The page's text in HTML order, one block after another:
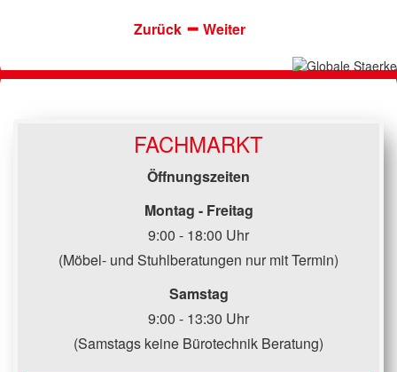
Zurück Weiter
FACHMARKT
Öffnungszeiten
Montag - Freitag
9:00 - 18:00 Uhr
(Möbel- und Stuhlberatungen nur mit Termin)
Samstag
9:00 - 13:30 Uhr
(Samstags keine Bürotechnik Beratung)